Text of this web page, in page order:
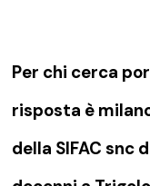
Per chi cerca
risposta è
della SIFAC snc